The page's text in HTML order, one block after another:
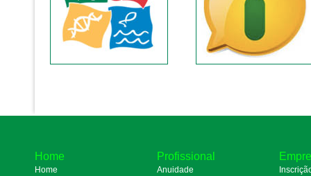
Home
Home
Profissional
Anuidade